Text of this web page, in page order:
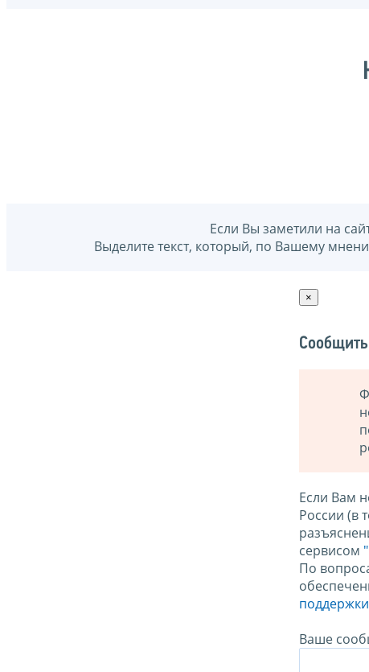
Если Вы заметили на
Выделите текст, который, по Вашему
×
Если Вам
России (в
сервисом
По
Ваше